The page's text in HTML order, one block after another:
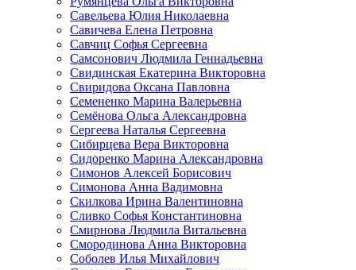
Савельева Юлия Николаевна
Савичева Елена Петровна
Савчиц Софья Сергеевна
Самсонович Людмила Геннадьевна
Свидинская Екатерина Викторовна
Свиридова Оксана Павловна
Семененко Марина Валерьевна
Семёнова Ольга Александровна
Сергеева Наталья Сергеевна
Сибирцева Вера Викторовна
Сидоренко Марина Александровна
Симонов Алексей Борисович
Симонова Анна Вадимовна
Скилкова Ирина Валентиновна
Сливко Софья Константиновна
Смирнова Людмила Витальевна
Смородинова Анна Викторовна
Соболев Илья Михайлович